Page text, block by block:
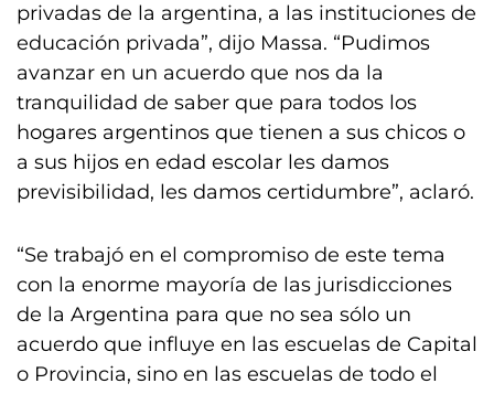
privadas de la argentina, a las instituciones de
educación privada”, dijo Massa. “Pudimos
avanzar en un acuerdo que nos da la
tranquilidad de saber que para todos los
hogares argentinos que tienen a sus chicos o
a sus hijos en edad escolar les damos
previsibilidad, les damos certidumbre”, aclaró.
“Se trabajó en el compromiso de este tema
con la enorme mayoría de las jurisdicciones
de la Argentina para que no sea sólo un
acuerdo que influye en las escuelas de Capital
o Provincia, sino en las escuelas de todo el